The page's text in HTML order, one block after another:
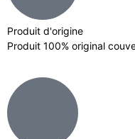
Produit d'origine
Produit 100% original